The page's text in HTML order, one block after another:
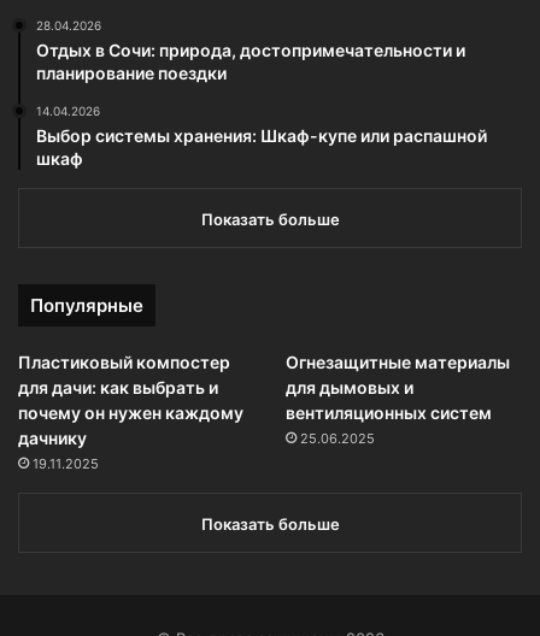
28.04.2026
Отдых в Сочи: природа, достопримечательности и
планирование поездки
14.04.2026
Выбор системы хранения: Шкаф-купе или распашной
шкаф
Показать больше
Популярные
Пластиковый компостер
для дачи: как выбрать и
почему он нужен каждому
дачнику
19.11.2025
Огнезащитные материалы
для дымовых и
вентиляционных систем
25.06.2025
Показать больше